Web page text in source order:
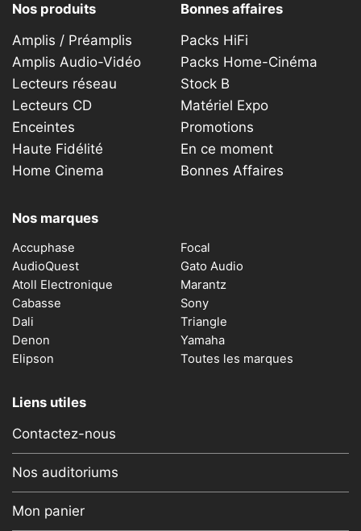
Nos produits
Amplis / Préamplis
Amplis Audio-Vidéo
Lecteurs réseau
Lecteurs CD
Enceintes
Haute Fidélité
Home Cinema
Bonnes affaires
Packs HiFi
Packs Home-Cinéma
Stock B
Matériel Expo
Promotions
En ce moment
Bonnes Affaires
Nos marques
Accuphase
AudioQuest
Atoll Electronique
Cabasse
Dali
Denon
Elipson
Focal
Gato Audio
Marantz
Sony
Triangle
Yamaha
Toutes les marques
Liens utiles
Contactez-nous
Nos auditoriums
Mon panier